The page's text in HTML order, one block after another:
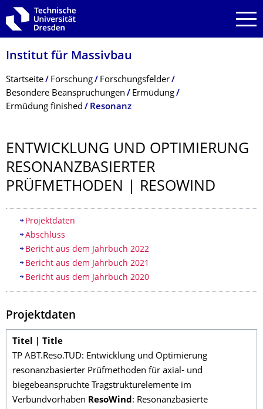
Zur Hauptnavigation springen
Zur Suche springen
Zum Inhalt springen
Institut für Massivbau
Breadcrumb-Menü
Startseite Forschung
Forschungsfelder
Besondere Beanspruchungen
Ermüdung
Ermüdung finished
Resonanz
ENTWICKLUNG UND OPTIMIERUNG
RESONANZBASIER­TER
PRÜFMETHODEN | RESOWIND
Inhaltsverzeichnis
Projektdaten
Abschluss
Bericht aus dem Jahrbuch 2022
Bericht aus dem Jahrbuch 2021
Bericht aus dem Jahrbuch 2020
Projektdaten
Titel | Title
TP ABT.Reso.TUD: Entwicklung und Optimierung
resonanzbasierter Prüfmethoden für axial- und
biegebeanspruchte Tragstrukturelemente im
Verbundvorhaben ResoWind: Resonanzbasierte